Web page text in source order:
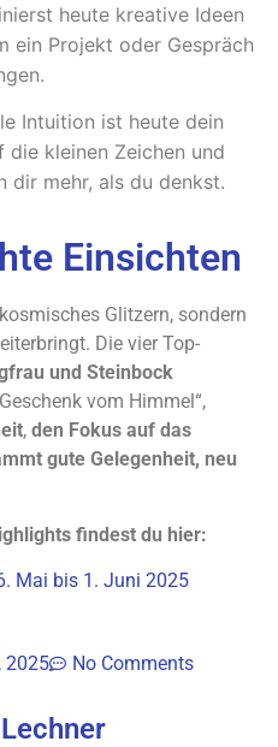
heute kreative Ideen
ein Projekt oder Gespräch
Intuition ist heute dein
kleinen Zeichen und
dir mehr, als du denkst.
Einsichten
Glitzern, sondern
Die vier Top-
und Steinbock
vom Himmel“,
, den Fokus auf das
gute Gelegenheit, neu
findest du hier:
Mai bis 1. Juni 2025
2025 No Comments